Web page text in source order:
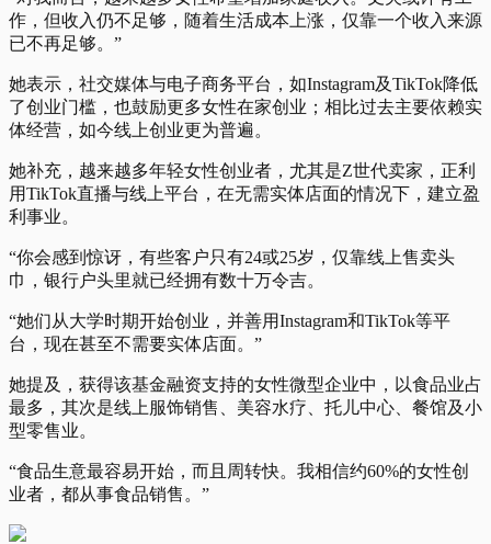
作，但收入仍不足够，随着生活成本上涨，仅靠一个收入来源
已不再足够。”
她表示，社交媒体与电子商务平台，如Instagram及TikTok降低
了创业门槛，也鼓励更多女性在家创业；相比过去主要依赖实
体经营，如今线上创业更为普遍。
她补充，越来越多年轻女性创业者，尤其是Z世代卖家，正利
用TikTok直播与线上平台，在无需实体店面的情况下，建立盈
利事业。
“你会感到惊讶，有些客户只有24或25岁，仅靠线上售卖头
巾，银行户头里就已经拥有数十万令吉。
“她们从大学时期开始创业，并善用Instagram和TikTok等平
台，现在甚至不需要实体店面。”
她提及，获得该基金融资支持的女性微型企业中，以食品业占
最多，其次是线上服饰销售、美容水疗、托儿中心、餐馆及小
型零售业。
“食品生意最容易开始，而且周转快。我相信约60%的女性创
业者，都从事食品销售。”